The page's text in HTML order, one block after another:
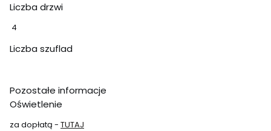
Liczba drzwi
4
Liczba szuflad
Pozostałe informacje
Oświetlenie
za dopłatą - TUTAJ